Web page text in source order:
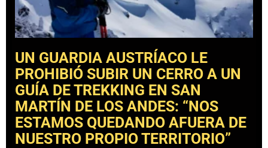
UN GUARDIA AUSTRÍACO LE
PROHIBIÓ SUBIR UN CERRO A UN
GUÍA DE TREKKING EN SAN
MARTÍN DE LOS ANDES: “NOS
ESTAMOS QUEDANDO AFUERA DE
NUESTRO PROPIO TERRITORIO”